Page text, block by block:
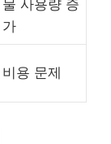
물 사용량 증
가
비용 문제